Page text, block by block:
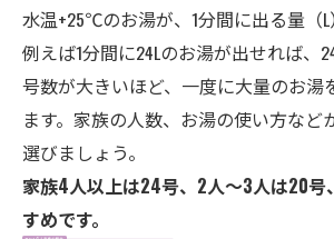
水温+25℃のお湯が、1分間に出る量（L
例えば1分間に24Lのお湯が出せれば、
号数が大きいほど、一度に大量のお湯
ます。家族の人数、お湯の使い方など
選びましょう。
家族4人以上は24号、2人～3人は20号
すめです。